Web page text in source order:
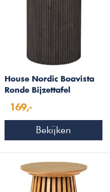
House Nordic Boavista
Ronde Bijzettafel
169,-
Bekijken